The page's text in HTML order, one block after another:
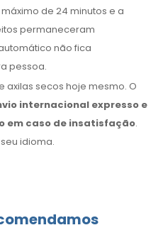
de 24 minutos e a
permaneceram
não fica
pessoa.
axilas secos hoje mesmo. O
internacional expresso e
em caso de insatisfação.
idioma.